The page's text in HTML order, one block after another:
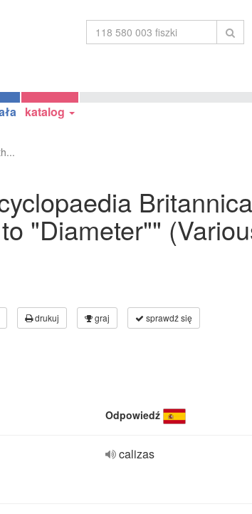
katalog
"Diameter""
drukuj graj sprawdź się
Odpowiedź
calizas